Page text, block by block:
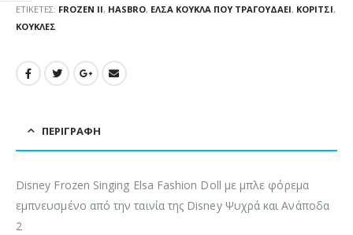
ΕΤΙΚΈΤΕΣ: FROZEN II, HASBRO, ΈΛΣΑ ΚΟΎΚΛΑ ΠΟΥ ΤΡΑΓΟΥΔΆΕΙ, ΚΟΡΊΤΣΙ,
ΚΟΎΚΛΕΣ
ΠΕΡΙΓΡΑΦΉ
Disney Frozen Singing Elsa Fashion Doll με μπλε φόρεμα
εμπνευσμένο από την ταινία της Disney Ψυχρά και Ανάποδα
2